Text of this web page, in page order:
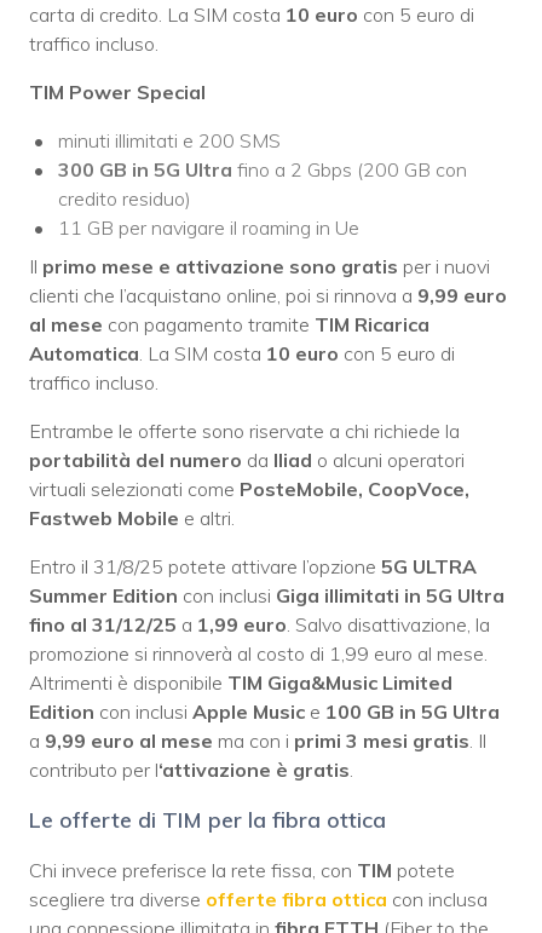
carta di credito. La SIM costa 10 euro con 5 euro di
traffico incluso.
TIM Power Special
minuti illimitati e 200 SMS
300 GB in 5G Ultra fino a 2 Gbps (200 GB con
credito residuo)
11 GB per navigare il roaming in Ue
Il primo mese e attivazione sono gratis per i nuovi
clienti che l’acquistano online, poi si rinnova a 9,99 euro
al mese con pagamento tramite TIM Ricarica
Automatica . La SIM costa 10 euro con 5 euro di
traffico incluso.
Entrambe le offerte sono riservate a chi richiede la
portabilità del numero da Iliad o alcuni operatori
virtuali selezionati come PosteMobile, CoopVoce,
Fastweb Mobile e altri.
Entro il 31/8/25 potete attivare l’opzione 5G ULTRA
Summer Edition con inclusi Giga illimitati in 5G Ultra
fino al 31/12/25 a 1,99 euro . Salvo disattivazione, la
promozione si rinnoverà al costo di 1,99 euro al mese.
Altrimenti è disponibile TIM Giga&Music Limited
Edition con inclusi Apple Music e 100 GB in 5G Ultra
a 9,99 euro al mese ma con i primi 3 mesi gratis . Il
contributo per l‘attivazione è gratis
Le offerte di TIM per la fibra ottica
Chi invece preferisce la rete fissa, con TIM potete
scegliere tra diverse offerte fibra ottica con inclusa
una connessione illimitata in fibra FTTH (Fiber to the